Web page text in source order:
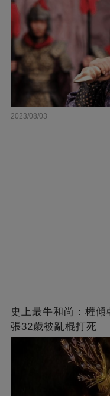
2023/08/03
史上最牛和尚：權
張32歲被亂棍打死